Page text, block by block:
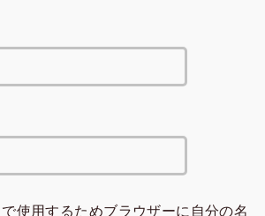
使用するためブラウザーに自分の名